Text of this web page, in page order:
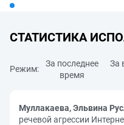
СТАТИСТИКА
Режим:
За последнее
время
За
Муллакаева, Эльвина
речевой агрессии